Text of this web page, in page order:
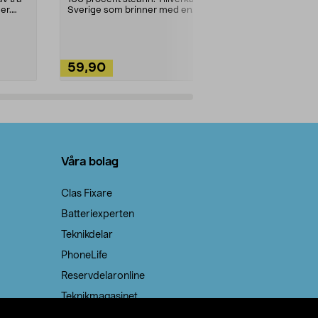
Sverige som brinner med en
59,90
Våra bolag
Clas Fixare
Batteriexperten
Teknikdelar
PhoneLife
Reservdelaronline
Teknikmagasinet